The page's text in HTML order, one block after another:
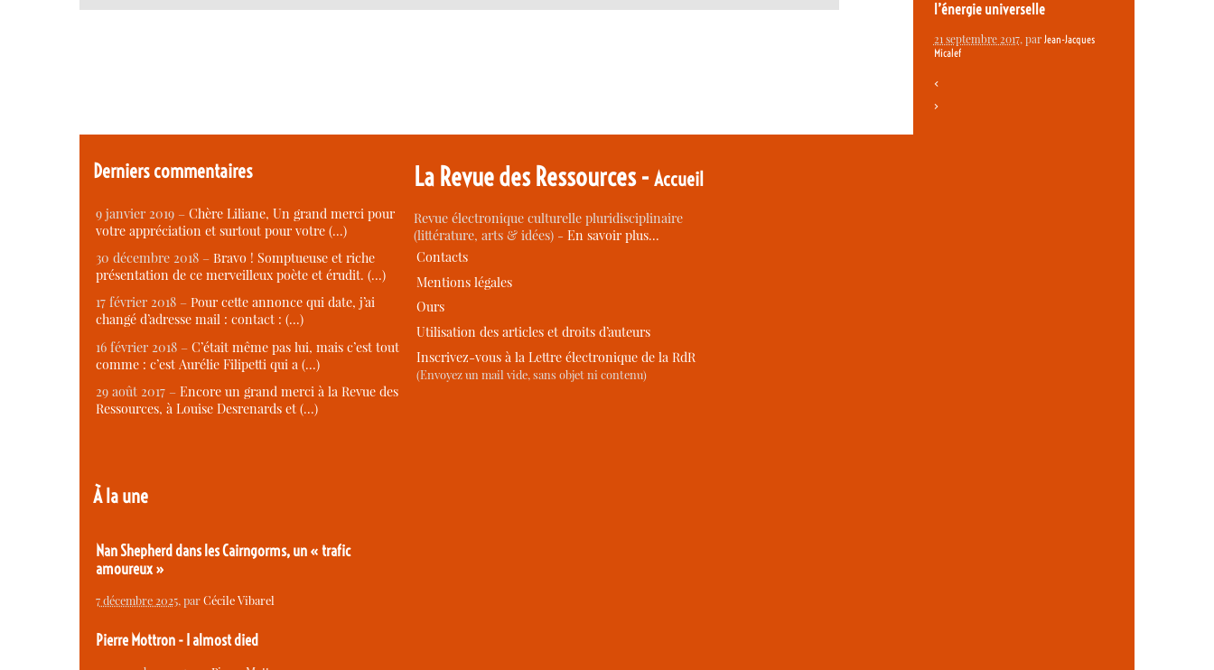
l’énergie universelle
21 septembre 2017, par Jean-Jacques
Micalef
<
>
Derniers commentaires
9 janvier 2019 – Chère Liliane, Un grand merci pour
votre appréciation et surtout pour votre (…)
30 décembre 2018 – Bravo ! Somptueuse et riche
présentation de ce merveilleux poète et érudit. (…)
17 février 2018 – Pour cette annonce qui date, j’ai
changé d’adresse mail : contact : (…)
16 février 2018 – C’était même pas lui, mais c’est tout
comme : c’est Aurélie Filipetti qui a (…)
29 août 2017 – Encore un grand merci à la Revue des
Ressources, à Louise Desrenards et (…)
À la une
Nan Shepherd dans les Cairngorms, un « trafic
amoureux »
7 décembre 2025, parCécile Vibarel
Pierre Mottron - I almost died
La Revue des Ressources -Accueil
Revue électronique culturelle pluridisciplinaire
(littérature, arts & idées) -En savoir plus…
Contacts
Mentions légales
Ours
Utilisation des articles et droits d’auteurs
Inscrivez-vous à la Lettre électronique de la RdR
(Envoyez un mail vide, sans objet ni contenu)